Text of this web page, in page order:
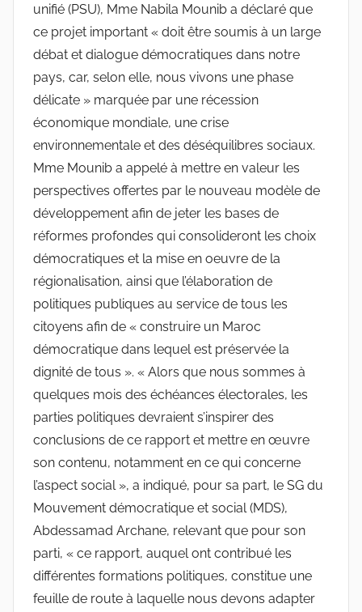
unifié (PSU), Mme Nabila Mounib a déclaré que
ce projet important « doit être soumis à un large
débat et dialogue démocratiques dans notre
pays, car, selon elle, nous vivons une phase
délicate » marquée par une récession
économique mondiale, une crise
environnementale et des déséquilibres sociaux.
Mme Mounib a appelé à mettre en valeur les
perspectives offertes par le nouveau modèle de
développement afin de jeter les bases de
réformes profondes qui consolideront les choix
démocratiques et la mise en oeuvre de la
régionalisation, ainsi que l’élaboration de
politiques publiques au service de tous les
citoyens afin de « construire un Maroc
démocratique dans lequel est préservée la
dignité de tous ». « Alors que nous sommes à
quelques mois des échéances électorales, les
parties politiques devraient s’inspirer des
conclusions de ce rapport et mettre en œuvre
son contenu, notamment en ce qui concerne
l’aspect social », a indiqué, pour sa part, le SG du
Mouvement démocratique et social (MDS),
Abdessamad Archane, relevant que pour son
parti, « ce rapport, auquel ont contribué les
différentes formations politiques, constitue une
feuille de route à laquelle nous devons adapter